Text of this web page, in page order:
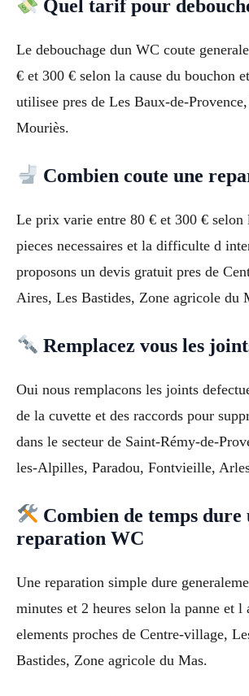
Quel tarif pour
Le debouchage dun WC coute
€ et 300 € selon la cause du bouchon
utilisee pres de Les Baux-de-
Mouriès.
Combien coute une
Le prix varie entre 80 € et 300 € selon
pieces necessaires et la difficulte d
proposons un devis gratuit pres de
Aires, Les Bastides, Zone agricole du
Remplacez vous les
Oui nous remplacons les joints
de la cuvette et des raccords pour
dans le secteur de Saint-Rémy-de-
les-Alpilles, Paradou, Fontvieille,
Combien de temps dure
reparation WC
Une reparation simple dure
minutes et 2 heures selon la panne et l
elements proches de Centre-village,
Bastides, Zone agricole du Mas.